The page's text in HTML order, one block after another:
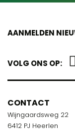
AANMELDEN
VOLG ONS OP:
CONTACT
Wijngaardsweg 22
6412 PJ Heerlen